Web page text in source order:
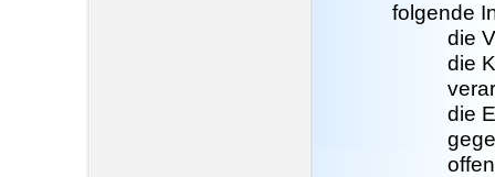
folgende
die
die
die